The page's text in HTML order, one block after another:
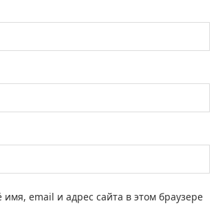
имя, email и адрес сайта в этом браузере